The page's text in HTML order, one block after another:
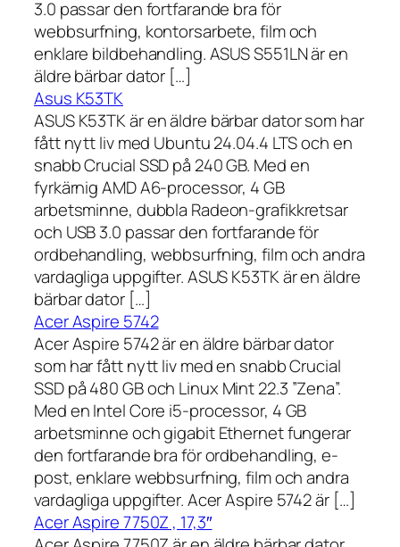
3.0 passar den fortfarande bra för
webbsurfning, kontorsarbete, film och
enklare bildbehandling. ASUS S551LN är en
äldre bärbar dator […]
Asus K53TK
ASUS K53TK är en äldre bärbar dator som har
fått nytt liv med Ubuntu 24.04.4 LTS och en
snabb Crucial SSD på 240 GB. Med en
fyrkärnig AMD A6-processor, 4 GB
arbetsminne, dubbla Radeon-grafikkretsar
och USB 3.0 passar den fortfarande för
ordbehandling, webbsurfning, film och andra
vardagliga uppgifter. ASUS K53TK är en äldre
bärbar dator […]
Acer Aspire 5742
Acer Aspire 5742 är en äldre bärbar dator
som har fått nytt liv med en snabb Crucial
SSD på 480 GB och Linux Mint 22.3 ”Zena”.
Med en Intel Core i5-processor, 4 GB
arbetsminne och gigabit Ethernet fungerar
den fortfarande bra för ordbehandling, e-
post, enklare webbsurfning, film och andra
vardagliga uppgifter. Acer Aspire 5742 är […]
Acer Aspire 7750Z , 17,3″